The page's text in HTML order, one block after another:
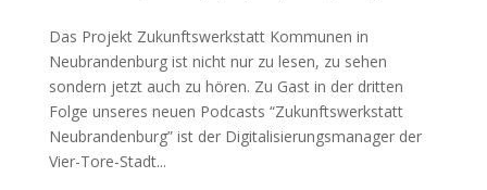
Das Projekt Zukunftswerkstatt Kommunen in
Neubrandenburg ist nicht nur zu lesen, zu sehen
sondern jetzt auch zu hören. Zu Gast in der dritten
Folge unseres neuen Podcasts “Zukunftswerkstatt
Neubrandenburg” ist der Digitalisierungsmanager der
Vier-Tore-Stadt...